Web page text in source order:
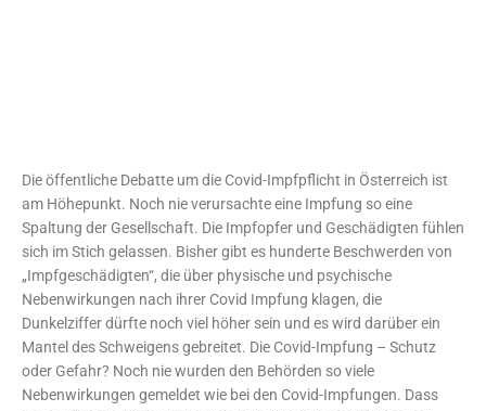
Die öffentliche Debatte um die Covid-Impfpflicht in Österreich ist
am Höhepunkt. Noch nie verursachte eine Impfung so eine
Spaltung der Gesellschaft. Die Impfopfer und Geschädigten fühlen
sich im Stich gelassen. Bisher gibt es hunderte Beschwerden von
„Impfgeschädigten“, die über physische und psychische
Nebenwirkungen nach ihrer Covid Impfung klagen, die
Dunkelziffer dürfte noch viel höher sein und es wird darüber ein
Mantel des Schweigens gebreitet. Die Covid-Impfung – Schutz
oder Gefahr? Noch nie wurden den Behörden so viele
Nebenwirkungen gemeldet wie bei den Covid-Impfungen. Dass